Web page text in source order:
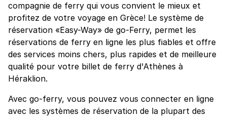
compagnie de ferry qui vous convient le mieux et
profitez de votre voyage en Grèce! Le système de
réservation «Easy-Way» de go-Ferry, permet les
réservations de ferry en ligne les plus fiables et offre
des services moins chers, plus rapides et de meilleure
qualité pour votre billet de ferry d'Athènes à
Héraklion.
Avec go-ferry, vous pouvez vous connecter en ligne
avec les systèmes de réservation de la plupart des